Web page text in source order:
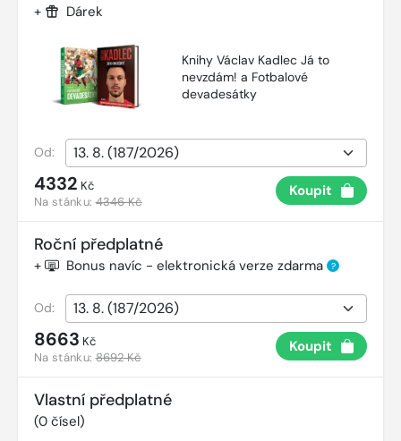
+ Dárek
Knihy Václav Kadlec Já to
nevzdám! a Fotbalové
devadesátky
Od:
4332 Kč
Na stánku:4346 Kč
Koupit
Roční předplatné
+ Bonus navíc - elektronická verze zdarma ?
Od:
8663 Kč
Na stánku:8692 Kč
Koupit
Vlastní předplatné
(0 čísel)